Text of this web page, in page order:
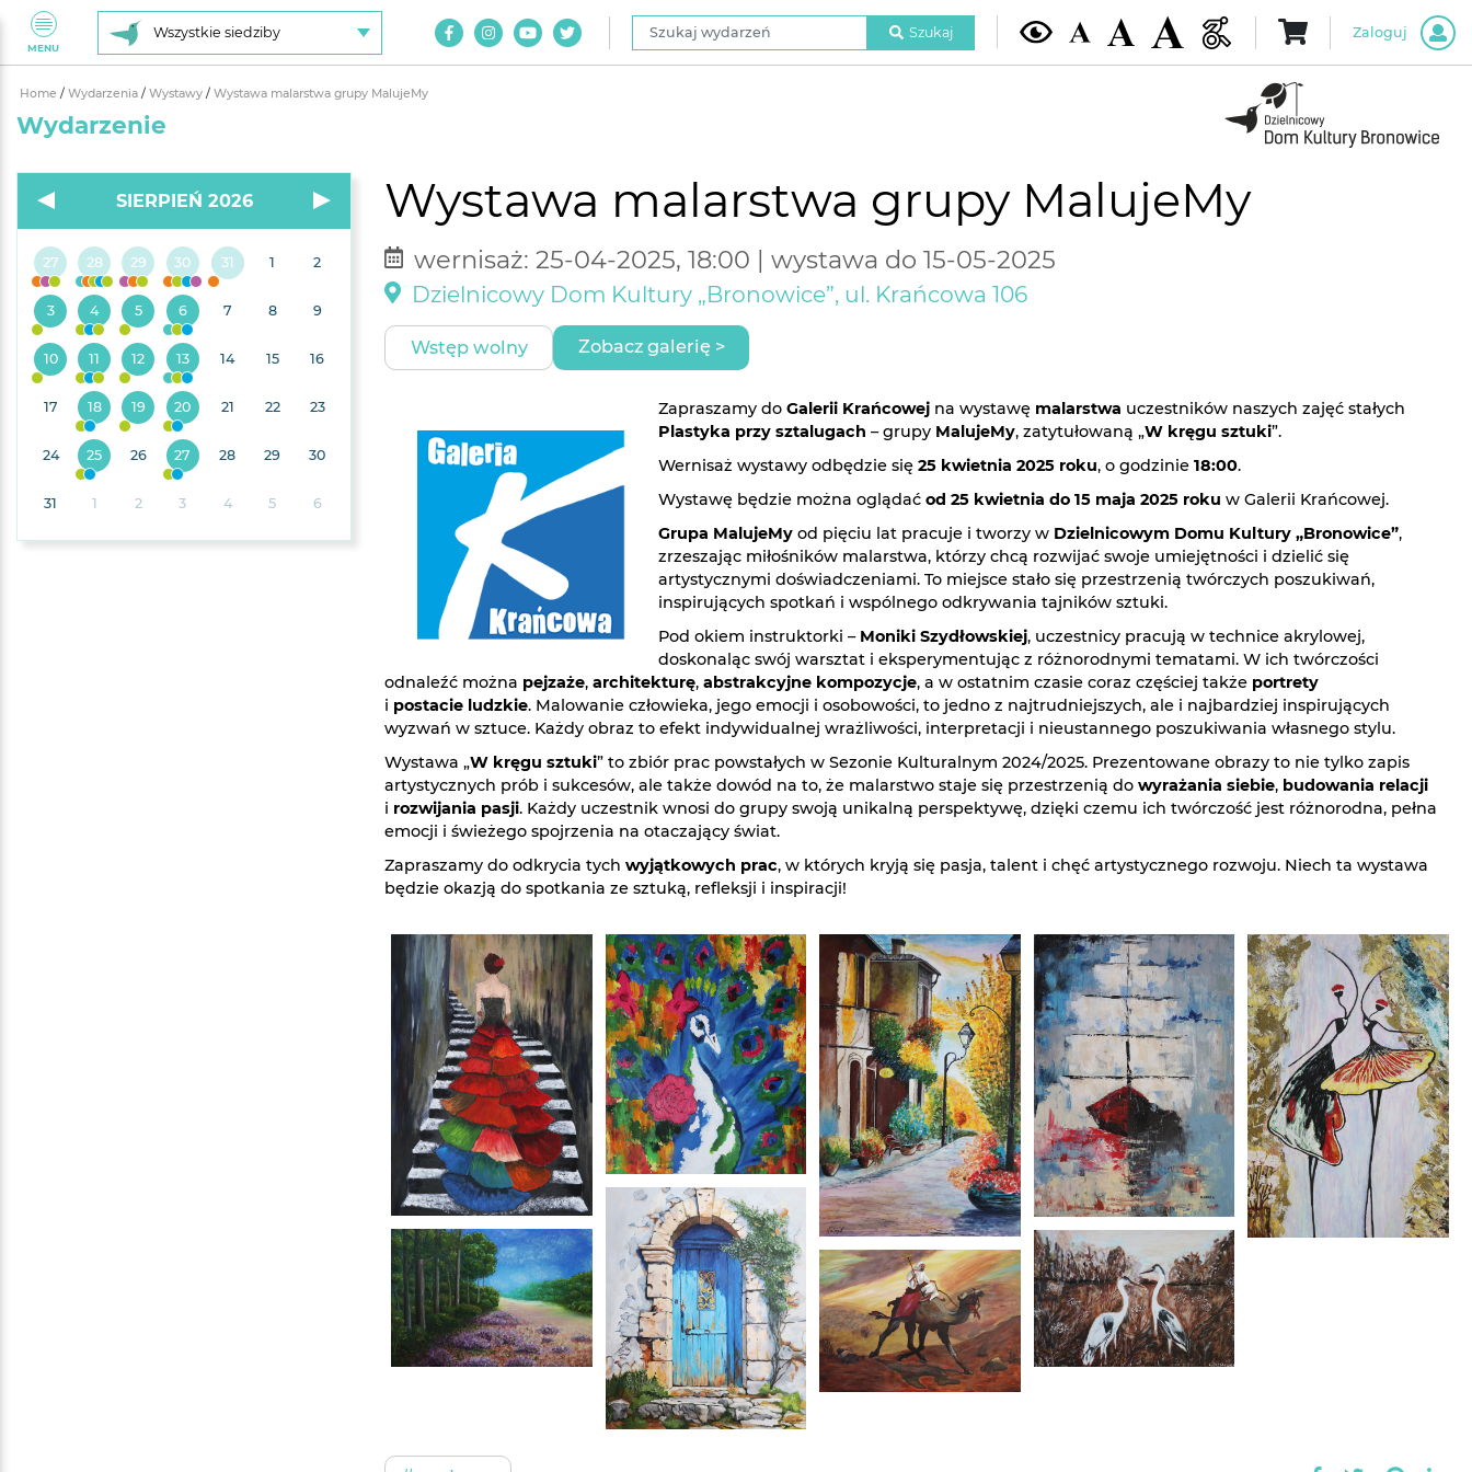
MENU
Wszystkie siedziby
Szukaj wydarzeń
Szukaj Zaloguj
Home / Wydarzenia / Wystawy / Wystawa malarstwa grupy MalujeMy
Wydarzenie
Wystawa malarstwa grupy MalujeMy
wernisaż: 25-04-2025, 18:00 | wystawa do 15-05-2025
Dzielnicowy Dom Kultury „Bronowice”, ul. Krańcowa 106
Wstęp wolny Zobacz galerię >
Zapraszamy do Galerii Krańcowej na wystawę malarstwa uczestników naszych zajęć stałych
Plastyka przy sztalugach – grupy MalujeMy, zatytułowaną „W kręgu sztuki”.
Wernisaż wystawy odbędzie się 25 kwietnia 2025 roku, o godzinie 18:00.
Wystawę będzie można oglądać od 25 kwietnia do 15 maja 2025 roku w Galerii Krańcowej.
Grupa MalujeMy od pięciu lat pracuje i tworzy w Dzielnicowym Domu Kultury „Bronowice”,
zrzeszając miłośników malarstwa, którzy chcą rozwijać swoje umiejętności i dzielić się
artystycznymi doświadczeniami. To miejsce stało się przestrzenią twórczych poszukiwań,
inspirujących spotkań i wspólnego odkrywania tajników sztuki.
Pod okiem instruktorki – Moniki Szydłowskiej, uczestnicy pracują w technice akrylowej,
doskonaląc swój warsztat i eksperymentując z różnorodnymi tematami. W ich twórczości
odnaleźć można pejzaże, architekturę, abstrakcyjne kompozycje, a w ostatnim czasie coraz częściej także portrety
i postacie ludzkie. Malowanie człowieka, jego emocji i osobowości, to jedno z najtrudniejszych, ale i najbardziej inspirujących
wyzwań w sztuce. Każdy obraz to efekt indywidualnej wrażliwości, interpretacji i nieustannego poszukiwania własnego stylu.
Wystawa „W kręgu sztuki” to zbiór prac powstałych w Sezonie Kulturalnym 2024/2025. Prezentowane obrazy to nie tylko zapis
artystycznych prób i sukcesów, ale także dowód na to, że malarstwo staje się przestrzenią do wyrażania siebie, budowania relacji
i rozwijania pasji. Każdy uczestnik wnosi do grupy swoją unikalną perspektywę, dzięki czemu ich twórczość jest różnorodna, pełna
emocji i świeżego spojrzenia na otaczający świat.
Zapraszamy do odkrycia tych wyjątkowych prac, w których kryją się pasja, talent i chęć artystycznego rozwoju. Niech ta wystawa
będzie okazją do spotkania ze sztuką, refleksji i inspiracji!
SIERPIEŃ 2026
27 28 29 30 31 1 2
3 4 5 6 7 8 9
10 11 12 13 14 15 16
17 18 19 20 21 22 23
24 25 26 27 28 29 30
31 1 2 3 4 5 6